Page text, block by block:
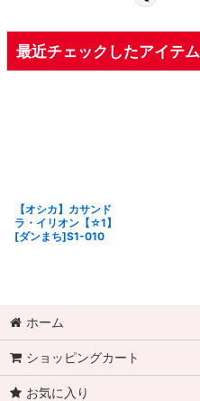
最近チェックしたアイテム
【オシカ】カサンド
ラ・イリオン【☆1】
[ダンまち]S1-010
ホーム
ショッピングカート
お気に入り